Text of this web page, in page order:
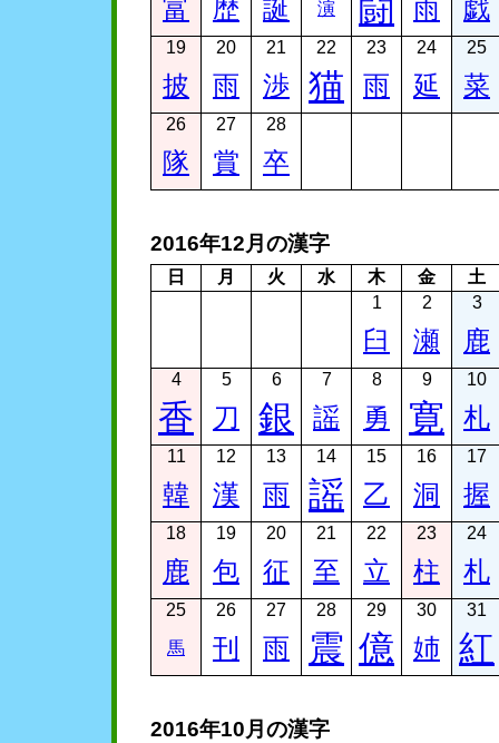
富 歴 誕 演 闘 雨 戯
19
披
20
雨
21
渉
22
猫
23
雨
24
延
25
菜
26
隊
27
賞
28
卒
2016年12月の漢字
日 月 火 水 木 金
土
1
臼
2
瀬
3
鹿
4
香
5
刀
6
銀
7
謡
8
勇
9
寛
10
札
11
韓
12
漢
13
雨
14
謡
15
乙
16
洞
17
握
18
鹿
19
包
20
征
21
至
22
立
23
柱
24
札
25
馬
26
刊
27
雨
28
震
29
億
30
姉
31
紅
2016年10月の漢字